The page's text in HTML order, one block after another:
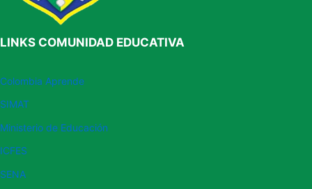
LINKS COMUNIDAD EDUCATIVA
Colombia Aprende
SIMAT
Ministerio de Educación
ICFES
SENA